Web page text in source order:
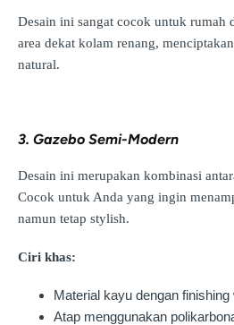
Desain ini sangat cocok untuk rumah
area dekat kolam renang,
natural.
3. Gazebo Semi-Modern
Desain ini merupakan kombinasi
Cocok untuk Anda yang ingin
namun tetap stylish.
Ciri khas:
Material kayu dengan finishing
Atap menggunakan